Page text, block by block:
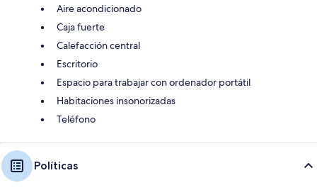
Aire acondicionado
Caja fuerte
Calefacción central
Escritorio
Espacio para trabajar con ordenador portátil
Habitaciones insonorizadas
Teléfono
Políticas